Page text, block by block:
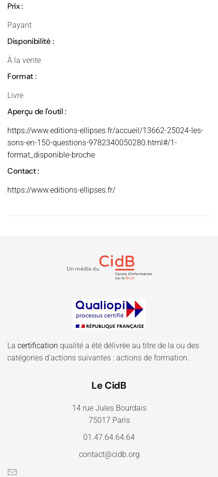
Prix :
Payant
Disponibilité :
À la vente
Format :
Livre
Aperçu de l'outil :
https://www.editions-ellipses.fr/accueil/13662-25024-les-
sons-en-150-questions-9782340050280.html#/1-
format_disponible-broche
Contact :
https://www.editions-ellipses.fr/
La certification qualité a été délivrée au titre de la ou des
catégories d'actions suivantes : actions de formation.
Le CidB
14 rue Jules Bourdais
75017 Paris
01.47.64.64.64
contact@cidb.org